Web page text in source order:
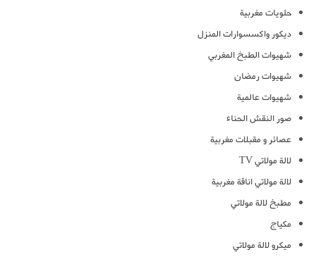
حلويات مغربية
ديكور واكسسوارات المنزل
شهيوات الطبخ المغربي
شهيوات رمضان
شهيوات عالمية
صور النقش الحناء
عصائر و مقبلات مغربية
لالة مولاتي TV
لالة مولاتي اناقة مغربية
مطبخ لالة مولاتي
مكياج
ميكرو لالة مولاتي